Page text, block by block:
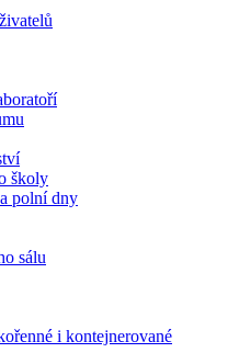
školy
polní dny
sálu
i kontejnerované